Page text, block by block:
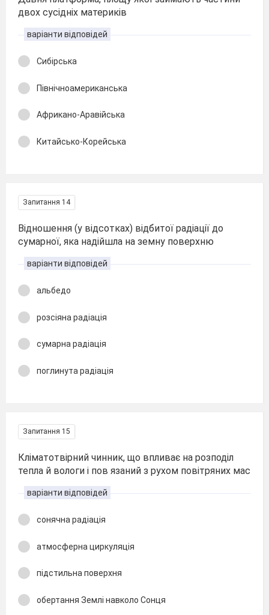
двох сусідніх материків
варіанти відповідей
Сибірська
Північноамериканська
Африкано-Аравійська
Китайсько-Корейська
Запитання 14
Відношення (у відсотках) відбитої радіації до
сумарної, яка надійшла на земну поверхню
варіанти відповідей
альбедо
розсіяна радіація
сумарна радіація
поглинута радіація
Запитання 15
Кліматотвірний чинник, що впливає на розподіл
тепла й вологи і пов язаний з рухом повітряних мас
варіанти відповідей
сонячна радіація
атмосферна циркуляція
підстильна поверхня
обертання Землі навколо Сонця